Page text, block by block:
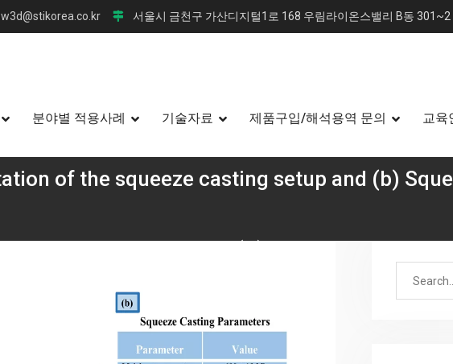
서울시 금천구 가산디지털1로 168 우림라이온스밸리 B동 301~2
분야별 적용사례 기술자료 제품구입/해석용역 문의 교육
of the squeeze casting setup and (b)
스팅 Zn-Al 합금의 기계적 특성 향상: 칼슘(Ca) 첨가의 최적 조건 발견
of the squeeze casting setup and (b) Squeeze casting parameters.